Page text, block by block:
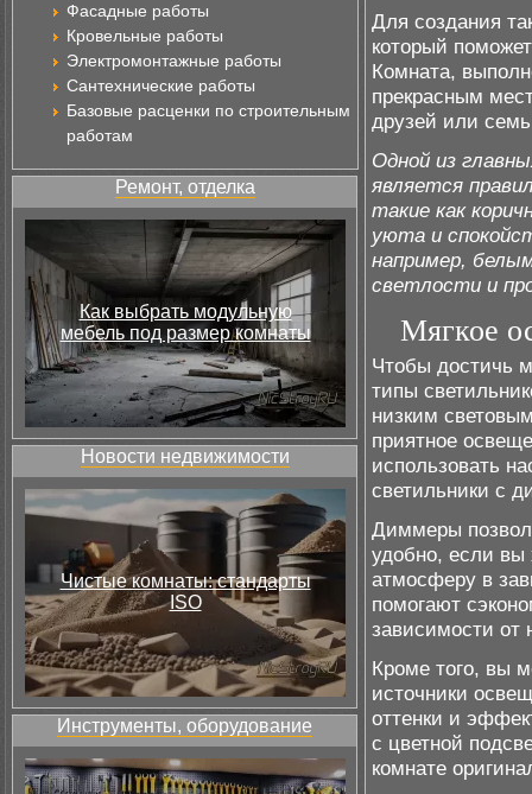
Фасадные работы
Кровельные работы
Электромонтажные работы
Сантехнические работы
Базовые расценки по строительным
работам
Ремонт, отделка
Как выбрать модульную
мебель под размер комнаты
Новости недвижимости
Чистые комнаты: стандарты
ISO
Инструменты, оборудование
Для создания
который
Комната,
прекрасным
друзей или
Одной из
является
такие как
уюта и
например,
светлости и
Мягкое
Чтобы достичь
типы
низким
приятное
использовать
светильники с
Диммеры
удобно, если вы
атмосферу в
помогают
зависимости от
Кроме того, вы
источники
оттенки и
с цветной
комнате